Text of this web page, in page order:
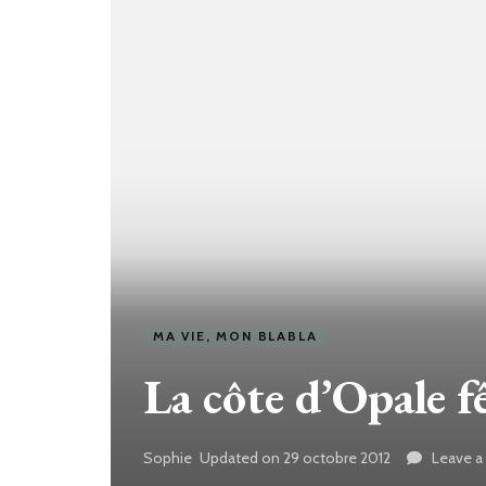
MA VIE, MON BLABLA
La côte d’Opale
Sophie Updated on 29 octobre 2012 Leave